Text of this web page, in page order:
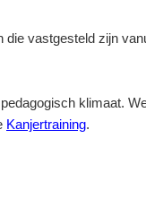
vastgesteld zijn
klimaat.
Kanjertraining.